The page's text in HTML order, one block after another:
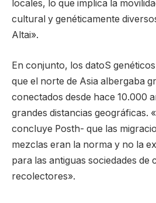
locales, lo que implica la
cultural y genéticamente
Altai».
En conjunto, los datoS
que el norte de Asia albergaba
conectados desde hace 10.000
grandes distancias geográficas.
concluye Posth- que las
mezclas eran la norma y no la
para las antiguas sociedades de
recolectores».